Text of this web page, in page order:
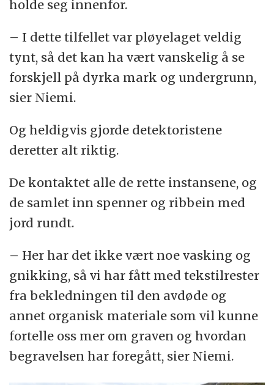
holde seg innenfor.
– I dette tilfellet var pløyelaget veldig
tynt, så det kan ha vært vanskelig å se
forskjell på dyrka mark og undergrunn,
sier Niemi.
Og heldigvis gjorde detektoristene
deretter alt riktig.
De kontaktet alle de rette instansene, og
de samlet inn spenner og ribbein med
jord rundt.
– Her har det ikke vært noe vasking og
gnikking, så vi har fått med tekstilrester
fra bekledningen til den avdøde og
annet organisk materiale som vil kunne
fortelle oss mer om graven og hvordan
begravelsen har foregått, sier Niemi.